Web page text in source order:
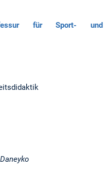
für Sport- und